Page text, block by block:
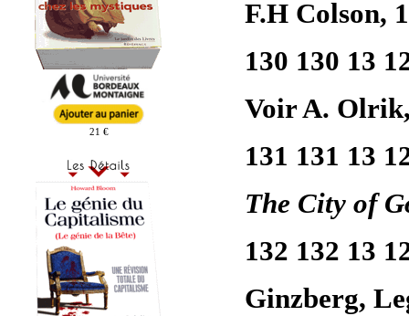
21 €
F.H Colson,
130 130 13
Voir A.
131 131 13
The City of
132 132 13
Ginzberg,